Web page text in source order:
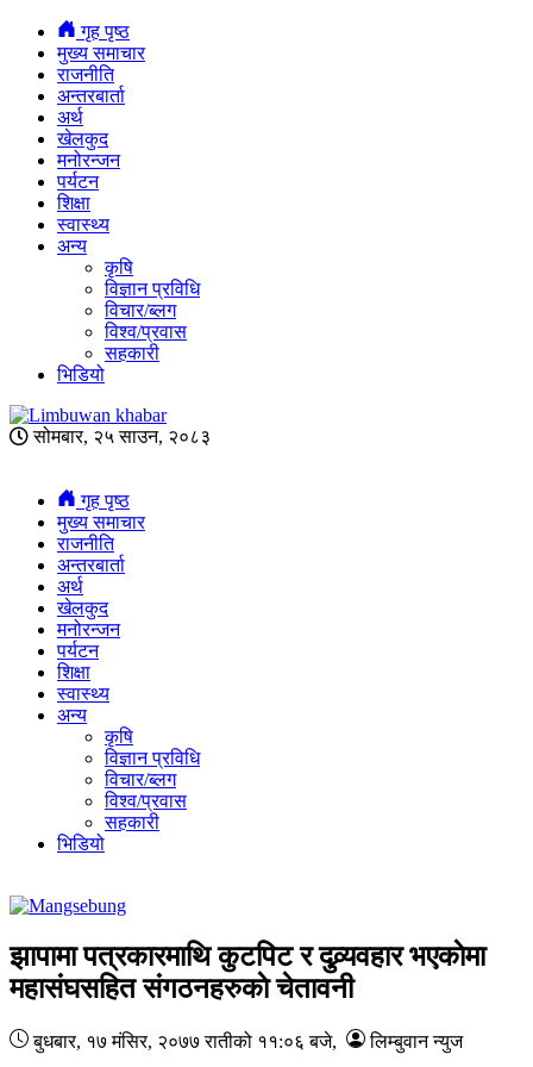
गृह पृष्ठ
मुख्य समाचार
राजनीति
अन्तरबार्ता
अर्थ
खेलकुद
मनोरन्जन
पर्यटन
शिक्षा
स्वास्थ्य
अन्य
कृषि
विज्ञान प्रविधि
विचार/ब्लग
विश्व/प्रवास
सहकारी
भिडियो
सोमबार, २५ साउन, २०८३
गृह पृष्ठ
मुख्य समाचार
राजनीति
अन्तरबार्ता
अर्थ
खेलकुद
मनोरन्जन
पर्यटन
शिक्षा
स्वास्थ्य
अन्य
कृषि
विज्ञान प्रविधि
विचार/ब्लग
विश्व/प्रवास
सहकारी
भिडियो
झापामा पत्रकारमाथि कुटपिट र दुव्र्यवहार भएकाेमा
महासंघसहित संगठनहरुकाे चेतावनी
बुधबार, १७ मंसिर, २०७७रातीको ११:०६ बजे, लिम्बुवान न्युज